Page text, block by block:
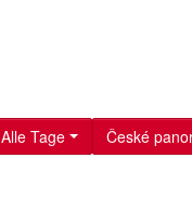
Alle Tage České